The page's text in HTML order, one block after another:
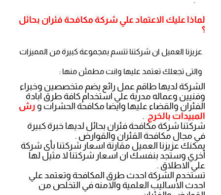
لماذا عليك الاعتماد علي شركة مكافحة فئران بحائل
؟
عزيزنا العميل ان شركتنا تتسم بمجموعة كبيرة من المميزات
والتى تجعلك تعتمد عليها وانت مطمئن منها :
الشركة لديها طاقم عمل رائع يضم متخصصين وخبراء
وفنيين وعماله مدربة علي استخدام كافة طرق ابادة
الفئران والقضاء عليها وايضا مكافحة الحشرات و رش
المبيدات بالخرج .
شركتنا شركة مكافحة فئران بحائل لديها خبرة كبيرة
في مجال مكافحة القئران والقوارض .
يمكنك عزيزنا العميل مقارنة اسعار شركتنا بأى شركة
أخري وستجد بنفسك ان اسعار شركتنا لا مثيل لها
علي الاطلاق .
تستخدم الشركة احدث طرق المكافحة وتعتمد علي
احدث الاساليب العلمية والامنه في التخلص من